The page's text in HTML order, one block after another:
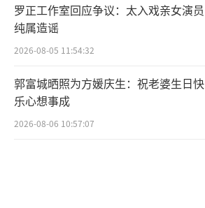
罗正工作室回应争议：太入戏亲女演员
纯属造谣
2026-08-05 11:54:32
郭富城晒照为方媛庆生：祝老婆生日快
乐心想事成
2026-08-06 10:57:07